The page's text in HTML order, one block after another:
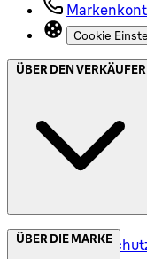
Cookie
ÜBER DEN VERKÄUFER
ÜBER DIE MARKE